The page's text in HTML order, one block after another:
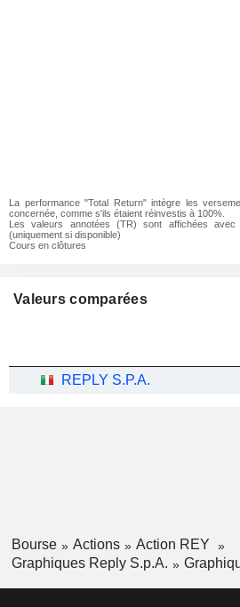
La performance "Total Return" intègre les
concernée, comme s'ils étaient réinvestis à 100%.
Les valeurs annotées (TR) sont affichées avec
(uniquement si disponible)
Cours en clôtures
Valeurs comparées
REPLY S.P.A.
Bourse Actions
Action REY
Graphiques Reply S.p.A.